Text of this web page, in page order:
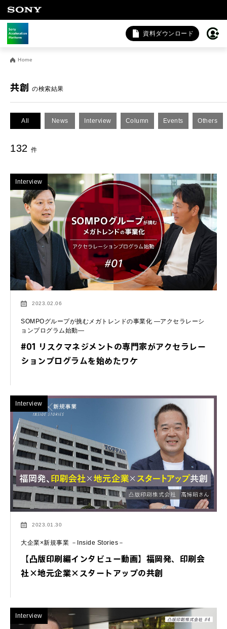
資料ダウンロード
Home
共創 の検索結果
All News Interview Column Events Others
132 件
Interview
2023.02.06
SOMPOグループが挑むメガトレンドの事業化 ―アクセラレーシ
ョンプログラム始動―
#01 リスクマネジメントの専門家がアクセラレー
ションプログラムを始めたワケ
Interview
2023.01.30
大企業×新規事業 －Inside Stories－
【凸版印刷編インタビュー動画】福岡発、印刷会
社×地元企業×スタートアップの共創
Interview
お問い合わせ
法人向けサービスに関するご相談・お問い合わせは以下のボタ
法人お問い合わせ